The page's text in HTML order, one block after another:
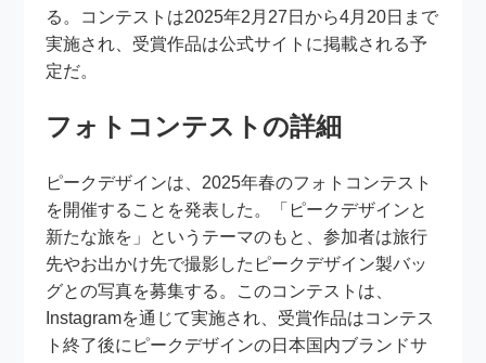
る。コンテストは2025年2月27日から4月20日まで
実施され、受賞作品は公式サイトに掲載される予
定だ。
フォトコンテストの詳細
ピークデザインは、2025年春のフォトコンテスト
を開催することを発表した。「ピークデザインと
新たな旅を」というテーマのもと、参加者は旅行
先やお出かけ先で撮影したピークデザイン製バッ
グとの写真を募集する。このコンテストは、
Instagramを通じて実施され、受賞作品はコンテス
ト終了後にピークデザインの日本国内ブランドサ